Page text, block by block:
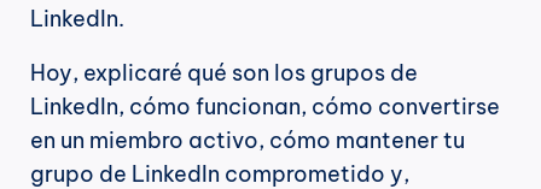
LinkedIn.
Hoy, explicaré qué son los grupos de
LinkedIn, cómo funcionan, cómo convertirse
en un miembro activo, cómo mantener tu
grupo de LinkedIn comprometido y,